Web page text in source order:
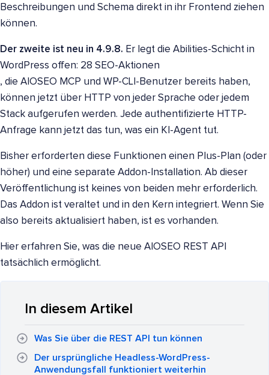
Beschreibungen und Schema direkt in ihr Frontend ziehen
können.
Der zweite ist neu in 4.9.8. Er legt die Abilities-Schicht in
WordPress offen: 28 SEO-Aktionen
, die AIOSEO MCP und WP-CLI-Benutzer bereits haben,
können jetzt über HTTP von jeder Sprache oder jedem
Stack aufgerufen werden. Jede authentifizierte HTTP-
Anfrage kann jetzt das tun, was ein KI-Agent tut.
Bisher erforderten diese Funktionen einen Plus-Plan (oder
höher) und eine separate Addon-Installation. Ab dieser
Veröffentlichung ist keines von beiden mehr erforderlich.
Das Addon ist veraltet und in den Kern integriert. Wenn Sie
also bereits aktualisiert haben, ist es vorhanden.
Hier erfahren Sie, was die neue AIOSEO REST API
tatsächlich ermöglicht.
In diesem Artikel
Was Sie über die REST API tun können
Der ursprüngliche Headless-WordPress-
Anwendungsfall funktioniert weiterhin